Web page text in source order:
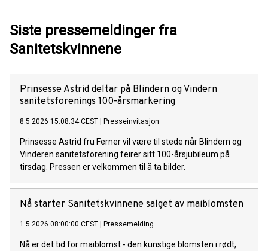
Siste pressemeldinger fra
Sanitetskvinnene
Prinsesse Astrid deltar på Blindern og Vindern
sanitetsforenings 100-årsmarkering
8.5.2026 15:08:34 CEST | Presseinvitasjon
Prinsesse Astrid fru Ferner vil være til stede når Blindern og
Vinderen sanitetsforening feirer sitt 100-årsjubileum på
tirsdag. Pressen er velkommen til å ta bilder.
Nå starter Sanitetskvinnene salget av maiblomsten
1.5.2026 08:00:00 CEST | Pressemelding
Nå er det tid for maiblomst - den kunstige blomsten i rødt,